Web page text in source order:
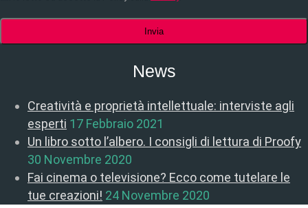
News
Creatività e proprietà intellettuale: interviste agli
esperti 17 Febbraio 2021
Un libro sotto l’albero. I consigli di lettura di Proofy
30 Novembre 2020
Fai cinema o televisione? Ecco come tutelare le
tue creazioni! 24 Novembre 2020